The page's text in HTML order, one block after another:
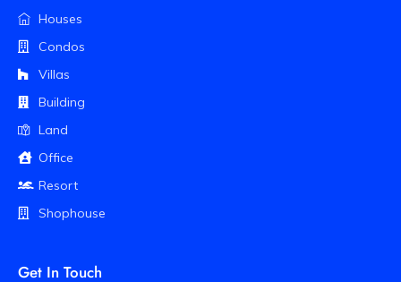
Houses
Condos
Villas
Building
Land
Office
Resort
Shophouse
Get In Touch